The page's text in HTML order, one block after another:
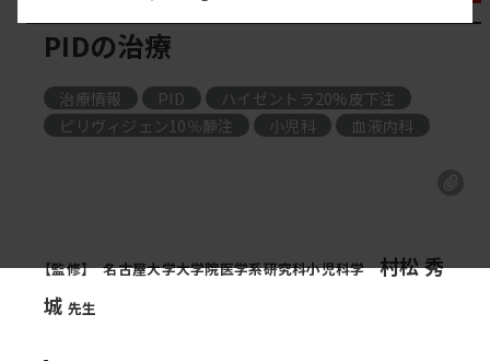
PIDの治療
治療情報 PID ハイゼントラ20%皮下注
, ピリヴィジェン10％静注 小児科
, 血液内科
【監修】 名古屋大学大学院医学系研究科小児科学
村松 秀
城 先生